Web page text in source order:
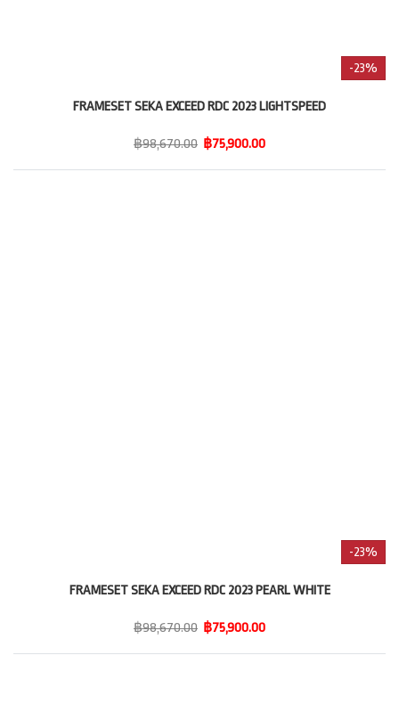
-23%
FRAMESET SEKA EXCEED RDC 2023 LIGHTSPEED
฿98,670.00 ฿75,900.00
-23%
FRAMESET SEKA EXCEED RDC 2023 PEARL WHITE
฿98,670.00 ฿75,900.00